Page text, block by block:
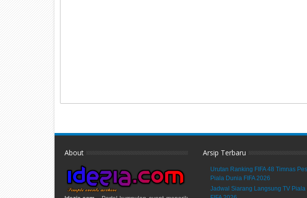
About Arsip Terbaru
Urutan Ranking FIFA 48 Timnas
Piala Dunia FIFA 2026
Jadwal Siarang Langsung TV Piala